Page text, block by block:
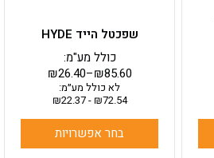
שפכטל הייד HYDE
₪26.40–₪85.60
כולל מע"מ:
לא כולל מע״מ:
₪72.54
-
₪22.37
בחר אפשרויות